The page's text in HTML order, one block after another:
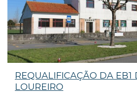
REQUALIFICAÇÃO DA EB1
LOUREIRO